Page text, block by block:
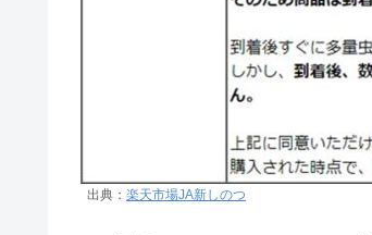
出典： 楽天市場JA新しのつ